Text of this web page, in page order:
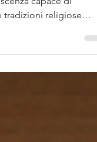
capace di
tradizioni religiose